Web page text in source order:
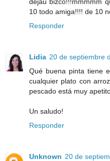
10 todo amiga!!!! de 10
Responder
Lidia 20 de septiembre
Qué buena pinta tiene
cualquier plato con
pescado está muy
Un saludo!
Responder
Unknown 20 de